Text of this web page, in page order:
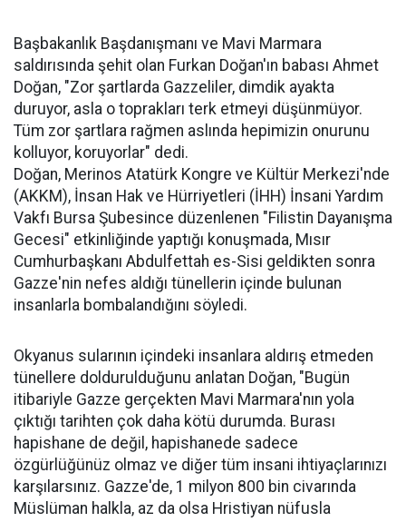
Başbakanlık Başdanışmanı ve Mavi Marmara
saldırısında şehit olan Furkan Doğan'ın babası Ahmet
Doğan, "Zor şartlarda Gazzeliler, dimdik ayakta
duruyor, asla o toprakları terk etmeyi düşünmüyor.
Tüm zor şartlara rağmen aslında hepimizin onurunu
kolluyor, koruyorlar" dedi.
Doğan, Merinos Atatürk Kongre ve Kültür Merkezi'nde
(AKKM), İnsan Hak ve Hürriyetleri (İHH) İnsani Yardım
Vakfı Bursa Şubesince düzenlenen "Filistin Dayanışma
Gecesi" etkinliğinde yaptığı konuşmada, Mısır
Cumhurbaşkanı Abdulfettah es-Sisi geldikten sonra
Gazze'nin nefes aldığı tünellerin içinde bulunan
insanlarla bombalandığını söyledi.
Okyanus sularının içindeki insanlara aldırış etmeden
tünellere doldurulduğunu anlatan Doğan, "Bugün
itibariyle Gazze gerçekten Mavi Marmara'nın yola
çıktığı tarihten çok daha kötü durumda. Burası
hapishane de değil, hapishanede sadece
özgürlüğünüz olmaz ve diğer tüm insani ihtiyaçlarınızı
karşılarsınız. Gazze'de, 1 milyon 800 bin civarında
Müslüman halkla, az da olsa Hristiyan nüfusla